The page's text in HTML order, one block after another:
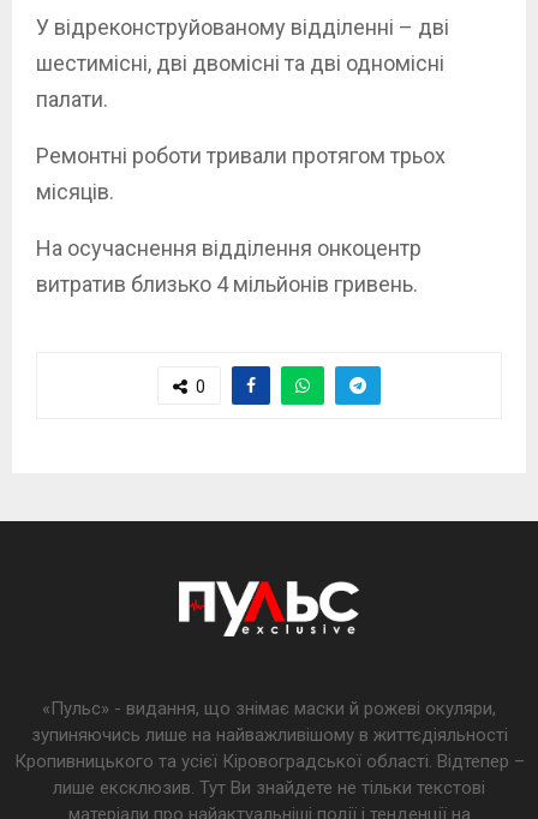
У відреконструйованому відділенні – дві
шестимісні, дві двомісні та дві одномісні
палати.
Ремонтні роботи тривали протягом трьох
місяців.
На осучаснення відділення онкоцентр
витратив близько 4 мільйонів гривень.
0
«Пульс» - видання, що знімає маски й рожеві окуляри,
зупиняючись лише на найважливішому в життєдіяльності
Кропивницького та усієї Кіровоградської області. Відтепер –
лише ексклюзив. Тут Ви знайдете не тільки текстові
матеріали про найактуальніші події і тенденції на